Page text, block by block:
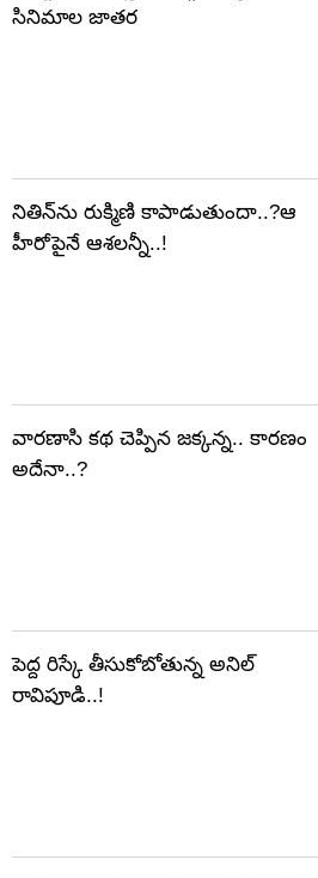
సినిమాల జాతర
నితిన్‌ను రుక్మిణి కాపాడుతుందా..?ఆ
హీరోపైనే ఆశలన్నీ..!
వారణాసి కథ చెప్పిన జక్కన్న.. కారణం
అదేనా..?
పెద్ద రిస్కే తీసుకోబోతున్న అనిల్
రావిపూడి..!